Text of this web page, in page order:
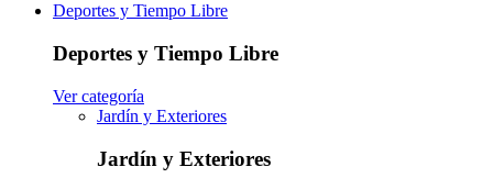
Deportes y Tiempo Libre
Deportes y Tiempo Libre
Ver categoría
Jardín y Exteriores
Jardín y Exteriores